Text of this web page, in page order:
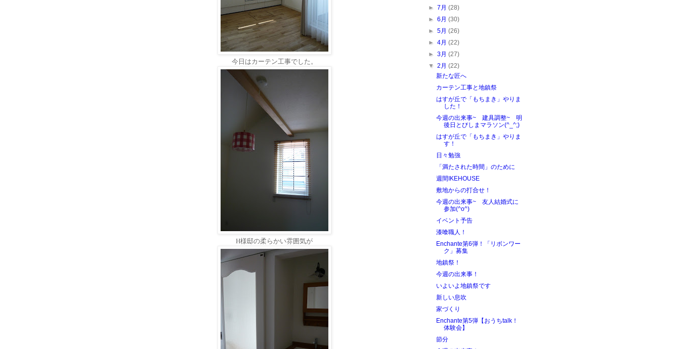
今日はカーテン工事でした。
H様邸の柔らかい雰囲気が
►7月 (28)
►6月 (30)
►5月 (26)
►4月 (22)
►3月 (27)
▼ 2月 (22)
新たな匠へ
カーテン工事と地鎮祭
はすが丘で「もちまき」やりま
した！
今週の出来事~ 建具調整~ 明
後日とびしまマラソン(^_^;)
はすが丘で「もちまき」やりま
す！
日々勉強
「満たされた時間」のために
週間IKEHOUSE
敷地からの打合せ！
今週の出来事~ 友人結婚式に
参加(^o^)
イベント予告
漆喰職人！
Enchante第6弾！「リボンワー
ク」募集
地鎮祭！
今週の出来事！
いよいよ地鎮祭です
新しい息吹
家づくり
Enchante第5弾【おうちtalk！
体験会】
節分